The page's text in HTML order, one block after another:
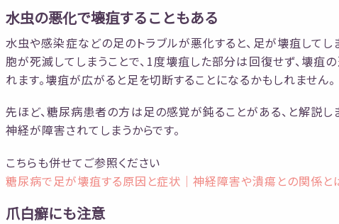
水虫の悪化で壊疽することもある
水虫や感染症などの足のトラブルが悪化すると、足が壊疽してし
胞が死滅してしまうことで、1度壊疽した部分は回復せず、壊疽
れます。壊疽が広がると足を切断することになるかもしれません。
先ほど、糖尿病患者の方は足の感覚が鈍ることがある、と解説し
神経が障害されてしまうからです。
こちらも併せてご参照ください
糖尿病で足が壊疽する原因と症状｜神経障害や潰瘍との関係と
爪白癬にも注意